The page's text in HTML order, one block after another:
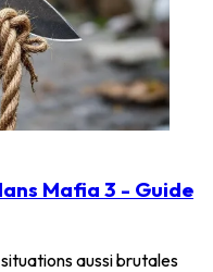
Mafia 3 - Guide
aussi brutales